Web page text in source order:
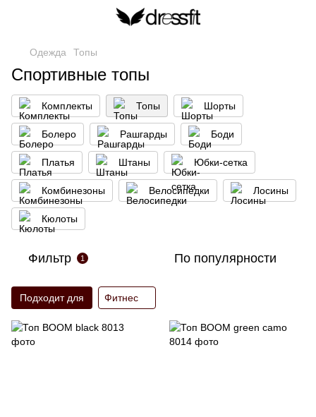
Одежда Топы
Спортивные топы
Кoмплекты Топы Шорты
Болеро Рашгарды Боди
Платья Штаны Юбки-сетка
Комбинезоны Велосипедки Лосины
Кюлоты
Фильтр 1 По популярности
Подходит для Фитнес